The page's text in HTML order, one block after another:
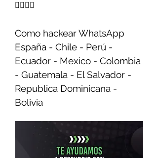
👈🏻👈🏻
Como hackear WhatsApp
España - Chile - Perú -
Ecuador - Mexico - Colombia
- Guatemala - El Salvador -
Republica Dominicana -
Bolivia